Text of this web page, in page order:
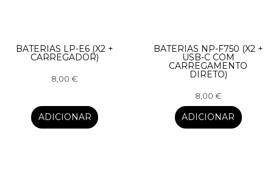
BATERIAS LP-E6 (X2 +
CARREGADOR)
8,00€
ADICIONAR
BATERIAS NP-F750 (X2 +
USB-C COM
CARREGAMENTO
DIRETO)
8,00 €
ADICIONAR